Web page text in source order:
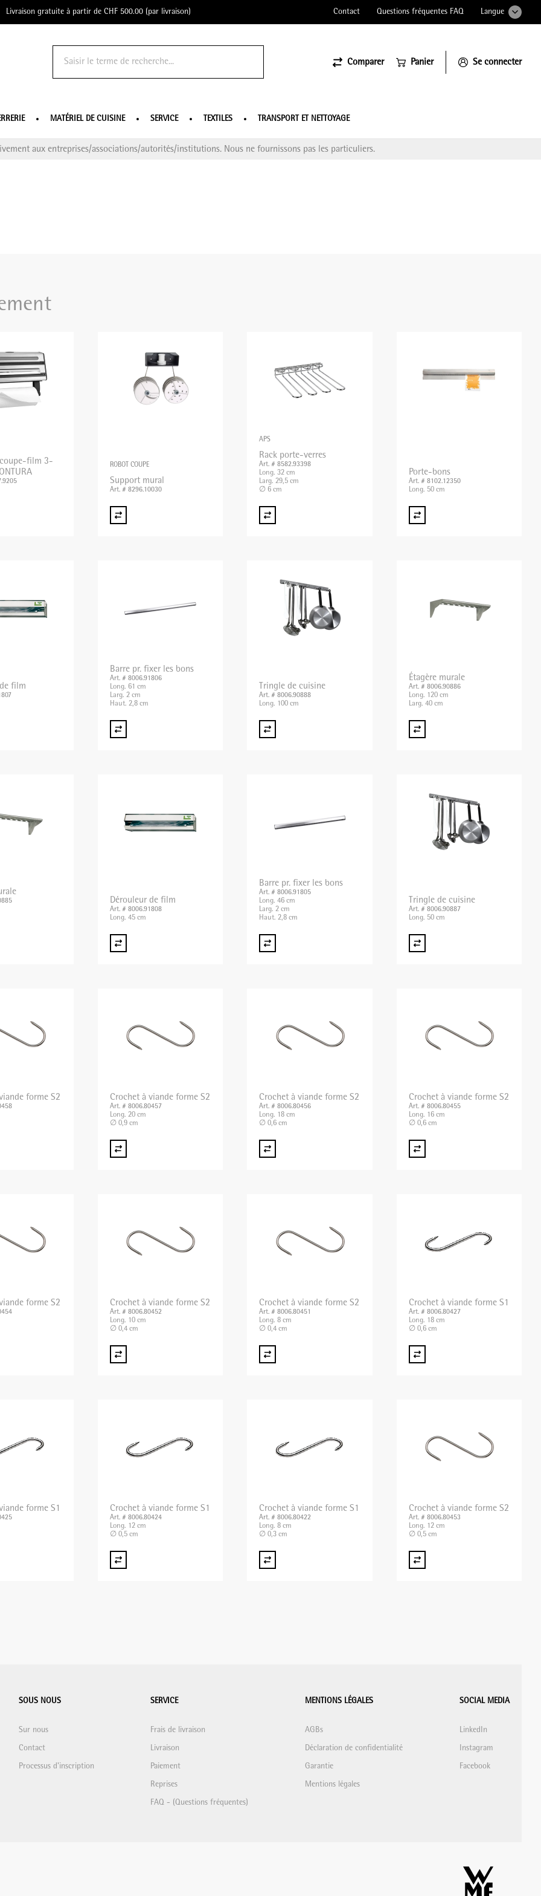
Livraison gratuite à partir de CHF 500.00 (par livraison) Contact Questions fréquentes FAQ Langue
Comparer Panier Se connecter
MATÉRIEL DE CUISINE SERVICE TEXTILES TRANSPORT ET NETTOYAGE
aux entreprises/associations/autorités/institutions. Nous ne fournissons pas les particuliers.
film 3-
ROBOT COUPE
Support mural
Art. # 8296.10030
APS
Rack porte-verres
Art. # 8582.93398
Long. 32 cm
Larg. 29,5 cm
∅ 6 cm
Porte-bons
Art. # 8102.12350
Long. 50 cm
film
Barre pr. fixer les bons
Art. # 8006.91806
Long. 61 cm
Larg. 2 cm
Haut. 2,8 cm
Tringle de cuisine
Art. # 8006.90888
Long. 100 cm
Étagère murale
Art. # 8006.90886
Long. 120 cm
Larg. 40 cm
Dérouleur de film
Art. # 8006.91808
Long. 45 cm
Barre pr. fixer les bons
Art. # 8006.91805
Long. 46 cm
Larg. 2 cm
Haut. 2,8 cm
Tringle de cuisine
Art. # 8006.90887
Long. 50 cm
forme S2 Crochet à viande forme S2
Art. # 8006.80457
Long. 20 cm
∅ 0,9 cm
Crochet à viande forme S2
Art. # 8006.80456
Long. 18 cm
∅ 0,6 cm
Crochet à viande forme S2
Art. # 8006.80455
Long. 16 cm
∅ 0,6 cm
forme S2 Crochet à viande forme S2
Art. # 8006.80452
Long. 10 cm
∅ 0,4 cm
Crochet à viande forme S2
Art. # 8006.80451
Long. 8 cm
∅ 0,4 cm
Crochet à viande forme S1
Art. # 8006.80427
Long. 18 cm
∅ 0,6 cm
forme S1 Crochet à viande forme S1
Art. # 8006.80424
Long. 12 cm
∅ 0,5 cm
Crochet à viande forme S1
Art. # 8006.80422
Long. 8 cm
∅ 0,3 cm
Crochet à viande forme S2
Art. # 8006.80453
Long. 12 cm
∅ 0,5 cm
SOUS NOUS
Sur nous
Contact
Processus d'inscription
SERVICE
Frais de livraison
Livraison
Paiement
Reprises
FAQ - (Questions fréquentes)
MENTIONS LÉGALES
AGBs
Déclaration de confidentialité
Garantie
Mentions légales
SOCIAL MEDIA
LinkedIn
Instagram
Facebook